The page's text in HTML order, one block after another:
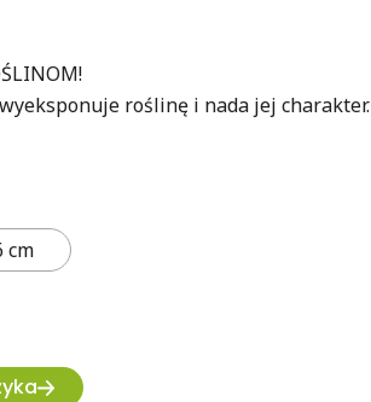
roślinę i nada jej charakter.
cm